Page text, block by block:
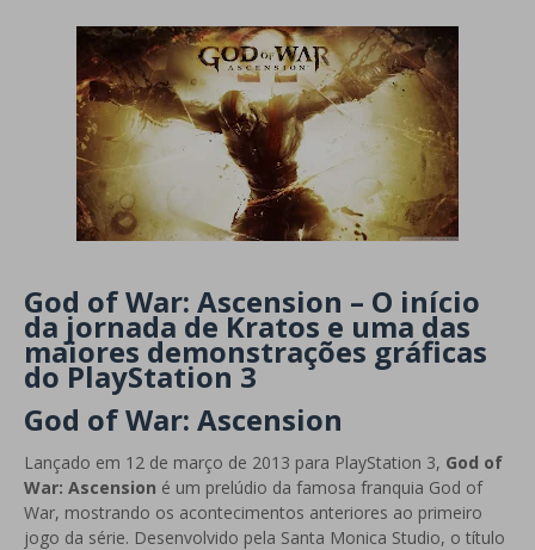
God of War: Ascension – O início
da jornada de Kratos e uma das
maiores demonstrações gráficas
do PlayStation 3
God of War: Ascension
Lançado em 12 de março de 2013 para PlayStation 3, God of
War: Ascension é um prelúdio da famosa franquia God of
War, mostrando os acontecimentos anteriores ao primeiro
jogo da série. Desenvolvido pela Santa Monica Studio, o título